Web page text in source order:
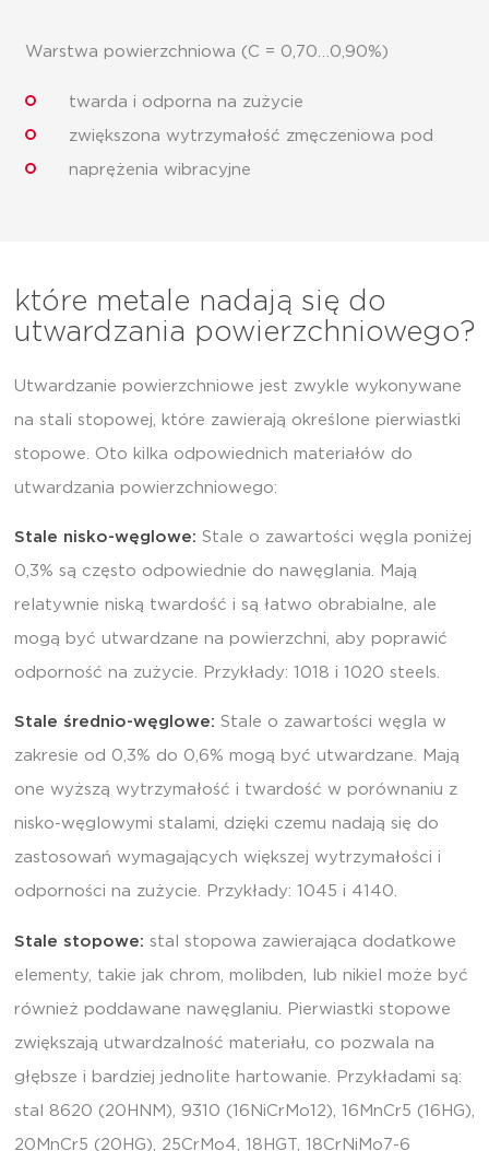
Warstwa powierzchniowa (C = 0,70…0,90%)
twarda i odporna na zużycie
zwiększona wytrzymałość zmęczeniowa pod
naprężenia wibracyjne
które metale nadają się do
utwardzania powierzchniowego?
Utwardzanie powierzchniowe jest zwykle wykonywane
na stali stopowej, które zawierają określone pierwiastki
stopowe. Oto kilka odpowiednich materiałów do
utwardzania powierzchniowego:
Stale nisko-węglowe: Stale o zawartości węgla poniżej
0,3% są często odpowiednie do nawęglania. Mają
relatywnie niską twardość i są łatwo obrabialne, ale
mogą być utwardzane na powierzchni, aby poprawić
odporność na zużycie. Przykłady: 1018 i 1020 steels.
Stale średnio-węglowe: Stale o zawartości węgla w
zakresie od 0,3% do 0,6% mogą być utwardzane. Mają
one wyższą wytrzymałość i twardość w porównaniu z
nisko-węglowymi stalami, dzięki czemu nadają się do
zastosowań wymagających większej wytrzymałości i
odporności na zużycie. Przykłady: 1045 i 4140.
Stale stopowe: stal stopowa zawierająca dodatkowe
elementy, takie jak chrom, molibden, lub nikiel może być
również poddawane nawęglaniu. Pierwiastki stopowe
zwiększają utwardzalność materiału, co pozwala na
głębsze i bardziej jednolite hartowanie. Przykładami są:
stal 8620 (20HNM), 9310 (16NiCrMo12), 16MnCr5 (16HG),
20MnCr5 (20HG), 25CrMo4, 18HGT, 18CrNiMo7-6